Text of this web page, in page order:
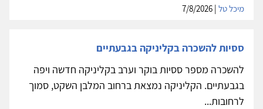
מיכל טל
ססיות להשכרה בקליניקה בגבעתיים
להשכרה מספר ססיות בוקר וערב בקליניקה חדשה ויפה
בגבעתיים. הקליניקה נמצאת ברחוב המלבן השקט, סמוך
לרחובות...